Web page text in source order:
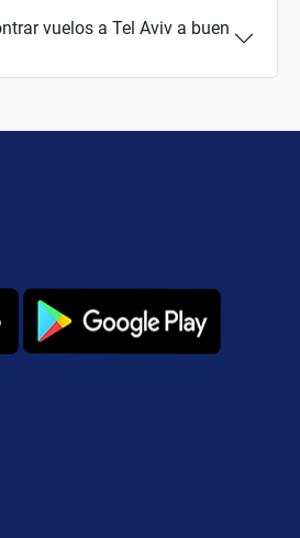
vuelos a Tel Aviv a buen